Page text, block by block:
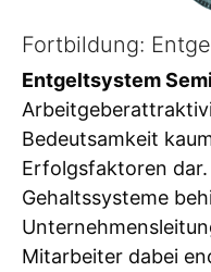
Fortbildung:
Entgeltsystem
Bedeutsamkeit
Erfolgsfaktoren
Gehaltssysteme
Mitarbeiter dabei